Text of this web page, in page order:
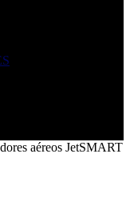
aéreos JetSMART